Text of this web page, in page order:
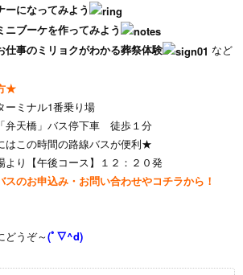
ーになってみよう
ブーケを作ってみよう
仕事のミリョクがわかる葬祭体験
など
★
ーミナル1番乗り場
弁天橋」バス停下車 徒歩１分
はこの時間の路線バスが便利★
より【午後コース】１２：２０発
のお申込み・お問い合わせやコチラから！
どうぞ～(ﾟ∇^d)